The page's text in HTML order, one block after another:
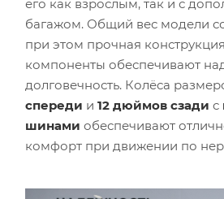
его как взрослым, так и с
багажом. Общий вес модели
при этом прочная
компоненты обеспечивают
долговечность. Колёса
спереди и 12 дюймов сзади с
шинами обеспечивают
комфорт при движении по